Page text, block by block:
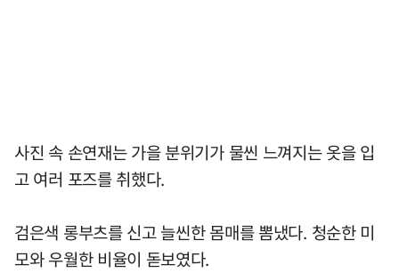
사진 속 손연재는 가을 분위기가 물씬 느껴지는 옷을 입
고 여러 포즈를 취했다.
검은색 롱부츠를 신고 늘씬한 몸매를 뽐냈다. 청순한 미
모와 우월한 비율이 돋보였다.